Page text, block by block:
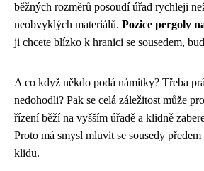
běžných rozměrů posoudí úřad rychleji
neobvyklých materiálů. Pozice pergoly
ji chcete blízko k hranici se sousedem,
A co když někdo podá námitky? Třeba
nedohodli? Pak se celá záležitost může
řízení běží na vyšším úřadě a klidně
Proto má smysl mluvit se sousedy
klidu.